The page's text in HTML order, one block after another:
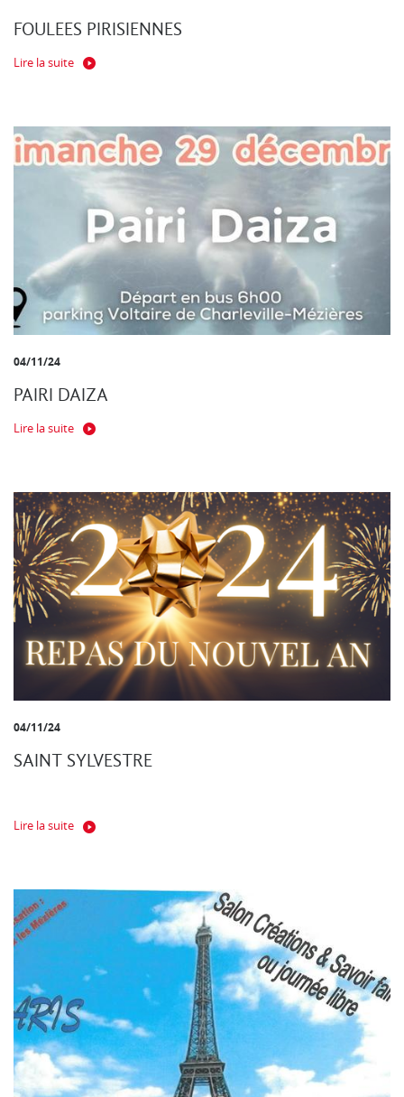
FOULEES PIRISIENNES
Lire la suite
04/11/24
PAIRI DAIZA
Lire la suite
04/11/24
SAINT SYLVESTRE
Lire la suite